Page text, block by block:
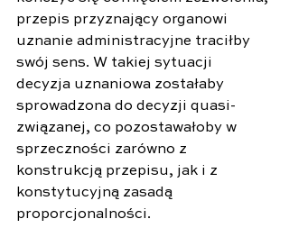
przepis przyznający organowi
uznanie administracyjne traciłby
swój sens. W takiej sytuacji
decyzja uznaniowa zostałaby
sprowadzona do decyzji quasi-
związanej, co pozostawałoby w
sprzeczności zarówno z
konstrukcją przepisu, jak i z
konstytucyjną zasadą
proporcjonalności.